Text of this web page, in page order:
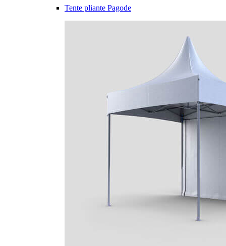
Tente pliante Pagode